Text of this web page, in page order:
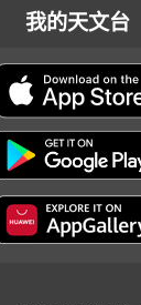
我的天文台